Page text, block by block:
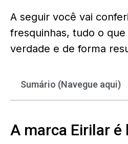
A seguir você vai
fresquinhas, tudo o
verdade e de forma
Sumário (Navegue aqui)
A marca Eirilar é